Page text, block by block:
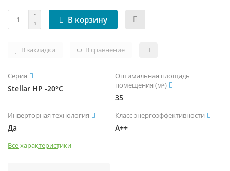
В корзину
В закладки В сравнение
Серия
Stellar HP -20°С
Оптимальная площадь
помещения (м²)
35
Инверторная технология
Да
Класс энергоэффективности
A++
Все характеристики